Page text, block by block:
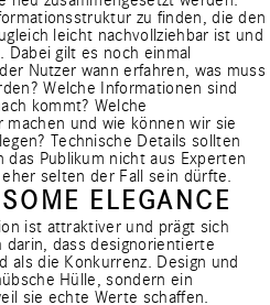
zu finden, die den
leicht nachvollziehbar ist und
gilt es noch einmal
Nutzer wann erfahren, was muss
Welche Informationen sind
kommt? Welche
und wie können wir sie
Technische Details sollten
Publikum nicht aus Experten
selten der Fall sein dürfte.
ELEGANCE
ist attraktiver und prägt sich
darin, dass designorientierte
als die Konkurrenz. Design und
Hülle, sondern ein
sie echte Werte schaffen.